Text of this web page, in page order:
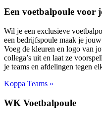
Een voetbalpoule voor
Wil je een exclusieve
een bedrijfspoule maak je
Voeg de kleuren en logo van
collega’s uit en laat ze
je teams en afdelingen tegen
Koppa Teams »
WK Voetbalpoule